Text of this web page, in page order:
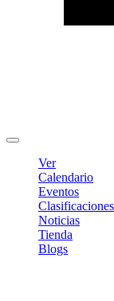
Ver
Calendario
Eventos
Clasificaciones
Noticias
Tienda
Blogs